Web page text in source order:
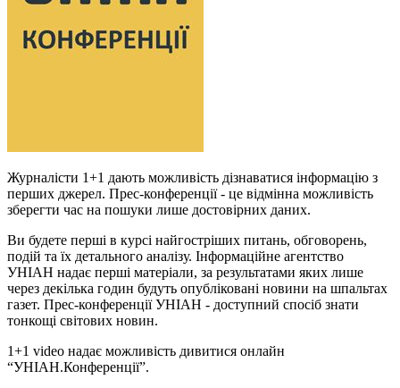
Журналісти 1+1 дають можливість дізнаватися інформацію з
перших джерел. Прес-конференції - це відмінна можливість
зберегти час на пошуки лише достовірних даних.
Ви будете перші в курсі найгостріших питань, обговорень,
подій та їх детального аналізу. Інформаційне агентство
УНІАН надає перші матеріали, за результатами яких лише
через декілька годин будуть опубліковані новини на шпальтах
газет. Прес-конференції УНІАН - доступний спосіб знати
тонкощі світових новин.
1+1 video надає можливість дивитися онлайн
“УНІАН.Конференції”.